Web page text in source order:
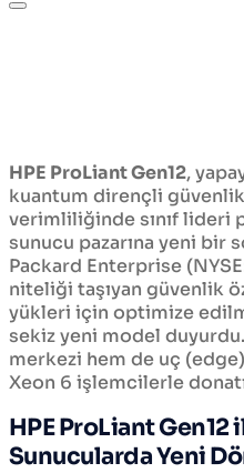
HPE ProLiant Gen12,
kuantum dirençli güvenlik
verimliliğinde sınıf lideri
sunucu pazarına yeni
Packard Enterprise
niteliği taşıyan güvenlik
yükleri için optimize
sekiz yeni model
merkezi hem de uç
Xeon 6 işlemcilerle
HPE ProLiant Gen12
Sunucularda Yeni